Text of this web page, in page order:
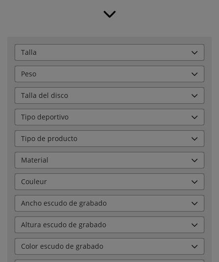
Talla
Peso
Talla del disco
Tipo deportivo
Tipo de producto
Material
Couleur
Ancho escudo de grabado
Altura escudo de grabado
Color escudo de grabado